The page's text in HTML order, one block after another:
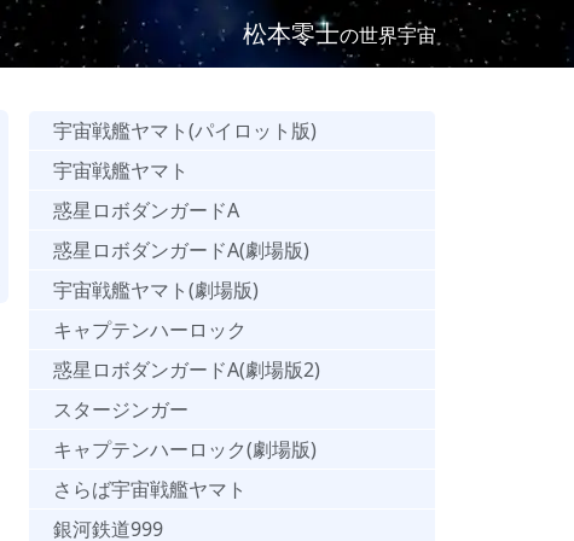
松本零士の世界宇宙
宇宙戦艦ヤマト(パイロット版)
宇宙戦艦ヤマト
惑星ロボダンガードA
惑星ロボダンガードA(劇場版)
宇宙戦艦ヤマト(劇場版)
キャプテンハーロック
惑星ロボダンガードA(劇場版2)
スタージンガー
キャプテンハーロック(劇場版)
さらば宇宙戦艦ヤマト
銀河鉄道999